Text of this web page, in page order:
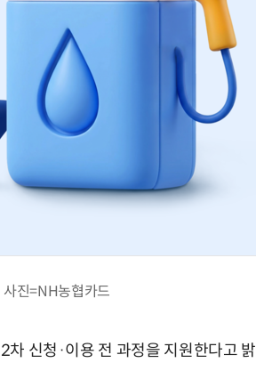
사진=NH농협카드
신청·이용 전 과정을 지원한다고